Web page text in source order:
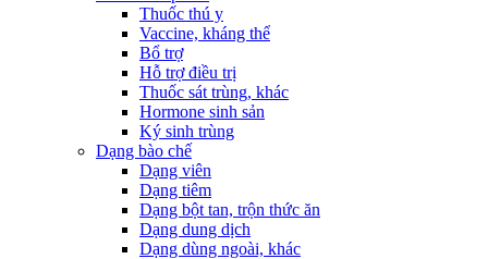
Thuốc thú y
Vaccine, kháng thể
Bổ trợ
Hỗ trợ điều trị
Thuốc sát trùng, khác
Hormone sinh sản
Ký sinh trùng
Dạng bào chế
Dạng viên
Dạng tiêm
Dạng bột tan, trộn thức ăn
Dạng dung dịch
Dạng dùng ngoài, khác